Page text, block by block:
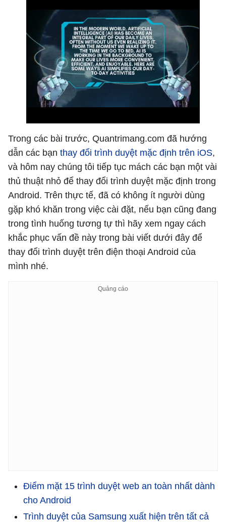
Trong các bài trước, Quantrimang.com đã hướng
dẫn các bạn thay đổi trình duyệt mặc định trên iOS,
và hôm nay chúng tôi tiếp tục mách các bạn một vài
thủ thuật nhỏ để thay đổi trình duyệt mặc định trong
Android. Trên thực tế, đã có không ít người dùng
gặp khó khăn trong việc cài đặt, nếu bạn cũng đang
trong tình huống tương tự thì hãy xem ngay cách
khắc phục vấn đề này trong bài viết dưới đây để
thay đổi trình duyệt trên điện thoại Android của
mình nhé.
Điểm mặt 15 trình duyệt web an toàn nhất dành
cho Android
Trình duyệt của Samsung xuất hiện trên tất cả